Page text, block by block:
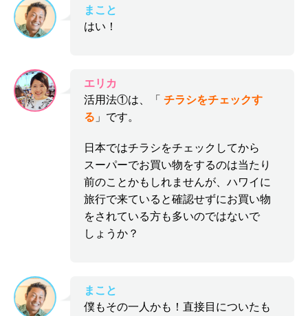
まこと
はい！
エリカ
活用法①は、「 チラシをチェックす
る 」です。
日本ではチラシをチェックしてから
スーパーでお買い物をするのは当たり
前のことかもしれませんが、ハワイに
旅行で来ていると確認せずにお買い物
をされている方も多いのではないで
しょうか？
まこと
僕もその一人かも！直接目についたも